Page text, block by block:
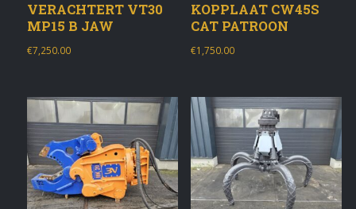
VERACHTERT VT30
MP15 B JAW
€7,250.00
KOPPLAAT CW45S
CAT PATROON
€1,750.00